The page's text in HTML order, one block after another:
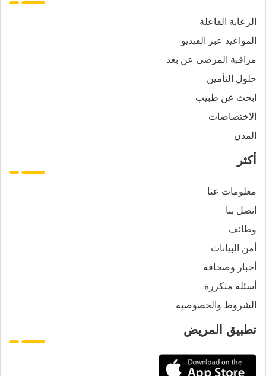
الرعاية الفاعلة
المواعيد عبر الفيديو
مراقبة المرضى عن بعد
حلول التأمين
ابحث عن طبيب
الاختصاصات
المدن
أكثر
معلومات عنا
اتصل بنا
وظائف
أمن البيانات
أخبار وصحافة
أسئلة متكررة
الشروط والخصوصية
تطبيق المريض